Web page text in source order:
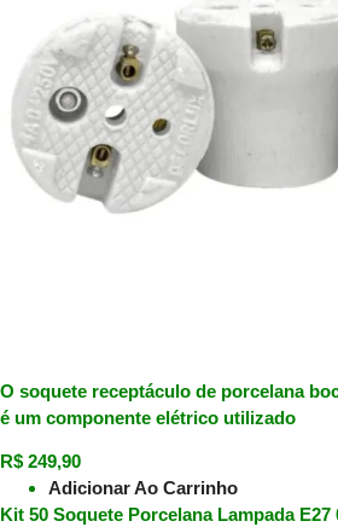
O soquete receptáculo de porcelana
é um componente elétrico utilizado
R$ 249,90
Adicionar Ao Carrinho
Kit 50 Soquete Porcelana Lampada E27